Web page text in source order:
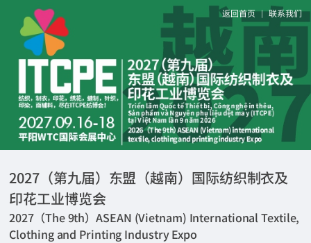
返回首页 | 联系我们
2027（第九届）东盟（越南）国际纺织制衣及
印花工业博览会
2027（The 9th）ASEAN (Vietnam) International Textile,
Clothing and Printing Industry Expo